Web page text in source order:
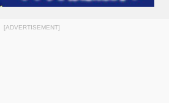
[ADVERTISEMENT]